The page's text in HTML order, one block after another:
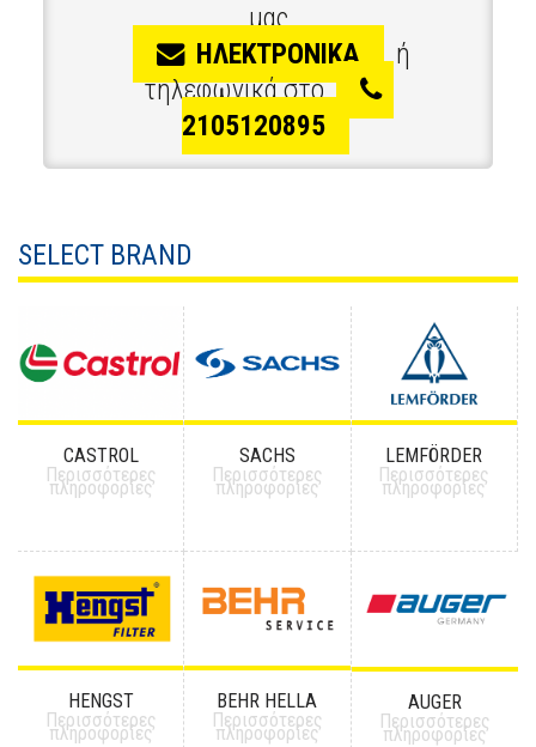
μας
ΗΛΕΚΤΡΟΝΙΚΑ
ή
τηλεφωνικά στο
2105120895
SELECT BRAND
CASTROL
Περισσότερες
πληροφορίες
SACHS
Περισσότερες
πληροφορίες
LEMFÖRDER
Περισσότερες
πληροφορίες
HENGST
Περισσότερες
πληροφορίες
BEHR HELLA
Περισσότερες
πληροφορίες
AUGER
Περισσότερες
πληροφορίες